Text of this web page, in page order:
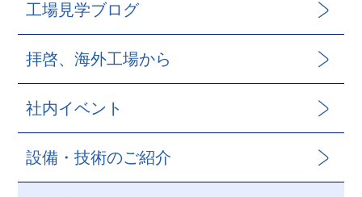
工場見学ブログ
拝啓、海外工場から
社内イベント
設備・技術のご紹介